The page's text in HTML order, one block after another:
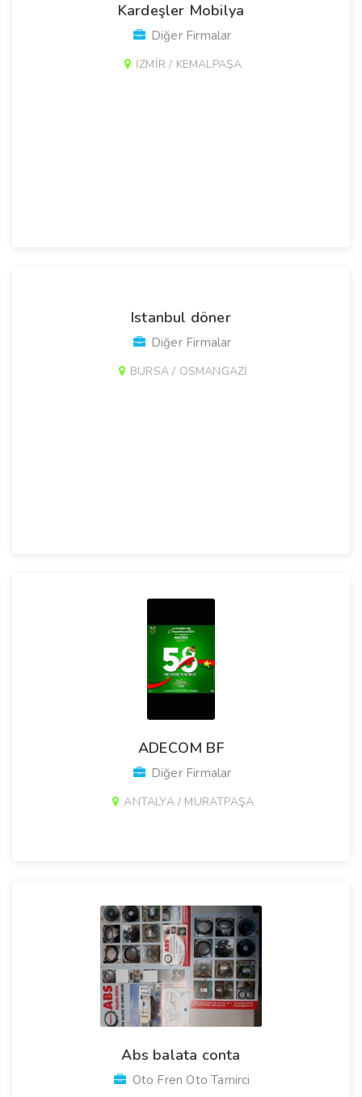
Kardeşler Mobilya
Diğer Firmalar
İZMİR / KEMALPAŞA
Istanbul döner
Diğer Firmalar
BURSA / OSMANGAZİ
ADECOM BF
Diğer Firmalar
ANTALYA / MURATPAŞA
Abs balata conta
Oto Fren Oto Tamirci